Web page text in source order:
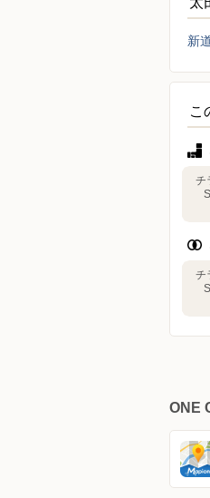
新
こ
チ
チ
ONE